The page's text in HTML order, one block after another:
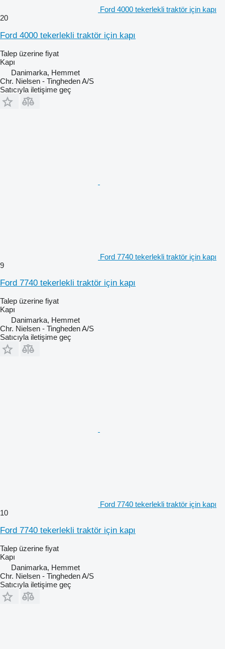
Ford 4000 tekerlekli traktör için kapı
20
Ford 4000 tekerlekli traktör için kapı
Talep üzerine fiyat
Kapı
Danimarka, Hemmet
Chr. Nielsen - Tingheden A/S
Satıcıyla iletişime geç
Ford 7740 tekerlekli traktör için kapı
9
Ford 7740 tekerlekli traktör için kapı
Talep üzerine fiyat
Kapı
Danimarka, Hemmet
Chr. Nielsen - Tingheden A/S
Satıcıyla iletişime geç
Ford 7740 tekerlekli traktör için kapı
10
Ford 7740 tekerlekli traktör için kapı
Talep üzerine fiyat
Kapı
Danimarka, Hemmet
Chr. Nielsen - Tingheden A/S
Satıcıyla iletişime geç